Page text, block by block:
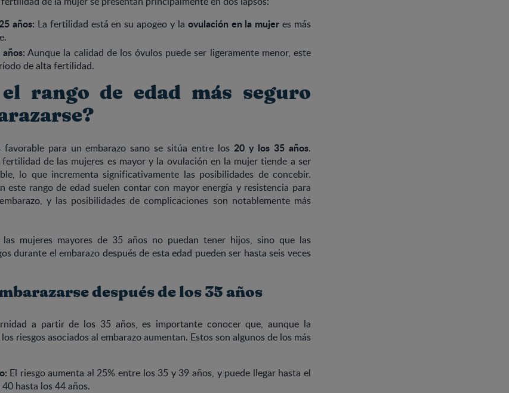
años: La fertilidad está en su apogeo y la ovulación en la mujer es más
Aunque la calidad de los óvulos puede ser ligeramente menor, este
de alta fertilidad.
rango de edad más seguro
favorable para un embarazo sano se sitúa entre los 20 y los 35 años.
de las mujeres es mayor y la ovulación en la mujer tiende a ser
lo que incrementa significativamente las posibilidades de concebir.
este rango de edad suelen contar con mayor energía y resistencia para
y las posibilidades de complicaciones son notablemente más
mujeres mayores de 35 años no puedan tener hijos, sino que las
durante el embarazo después de esta edad pueden ser hasta seis veces
después de los 35 años
a partir de los 35 años, es importante conocer que, aunque la
riesgos asociados al embarazo aumentan. Estos son algunos de los más
El riesgo aumenta al 25% entre los 35 y 39 años, y puede llegar hasta el
hasta los 44 años.